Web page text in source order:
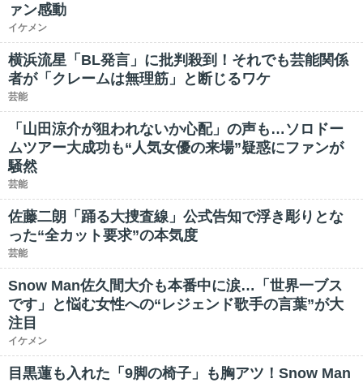
ァン感動
イケメン
横浜流星「BL発言」に批判殺到！それでも芸能関係
者が「クレームは無理筋」と断じるワケ
芸能
「山田涼介が狙われないか心配」の声も…ソロドー
ムツアー大成功も“人気女優の来場”疑惑にファンが
騒然
芸能
佐藤二朗「踊る大捜査線」公式告知で浮き彫りとな
った“全カット要求”の本気度
芸能
Snow Man佐久間大介も本番中に涙…「世界一ブス
です」と悩む女性への“レジェンド歌手の言葉”が大
注目
イケメン
目黒蓮も入れた「9脚の椅子」も胸アツ！Snow Man